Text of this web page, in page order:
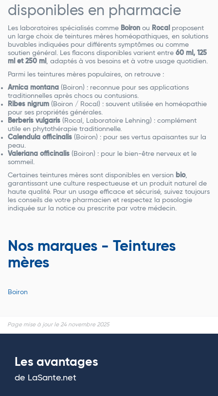
disponibles en pharmacie
Les laboratoires spécialisés comme Boiron ou Rocal proposent
un large choix de teintures mères homéopathiques, en solutions
buvables indiquées pour différents symptômes ou comme
soutien général. Les flacons disponibles varient entre 60 ml, 125
ml et 250 ml , adaptés à vos besoins et à votre usage quotidien.
Parmi les teintures mères populaires, on retrouve :
Arnica montana (Boiron) : reconnue pour ses applications
traditionnelles après chocs ou contusions.
Ribes nigrum (Boiron / Rocal) : souvent utilisée en homéopathie
pour ses propriétés générales.
Berberis vulgaris (Rocal, Laboratoire Lehning) : complément
utile en phytothérapie traditionnelle.
Calendula officinalis (Boiron) : pour ses vertus apaisantes sur la
peau.
Valeriana officinalis (Boiron) : pour le bien-être nerveux et le
sommeil.
Certaines teintures mères sont disponibles en version bio,
garantissant une culture respectueuse et un produit naturel de
haute qualité. Pour un usage efficace et sécurisé, suivez toujours
les conseils de votre pharmacien et respectez la posologie
indiquée sur la notice ou prescrite par votre médecin.
Nos marques - Teintures
mères
Boiron
Page mise à jour le 24 novembre 2025
Les avantages
de LaSante.net